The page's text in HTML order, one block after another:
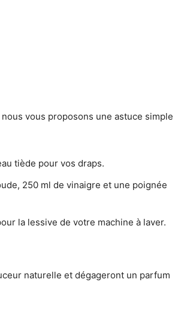
vous proposons une astuce
tiède pour vos draps.
250 ml de vinaigre et une poignée
la lessive de votre machine à laver.
naturelle et dégageront un parfum